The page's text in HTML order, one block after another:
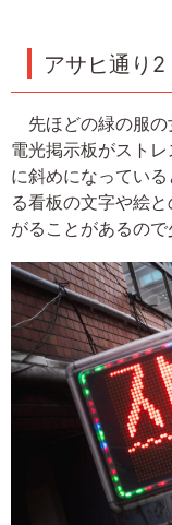
アサヒ通り2
先ほどの緑の服の
電光掲示板がスト
に斜めになってい
る看板の文字や絵
がることがあるので